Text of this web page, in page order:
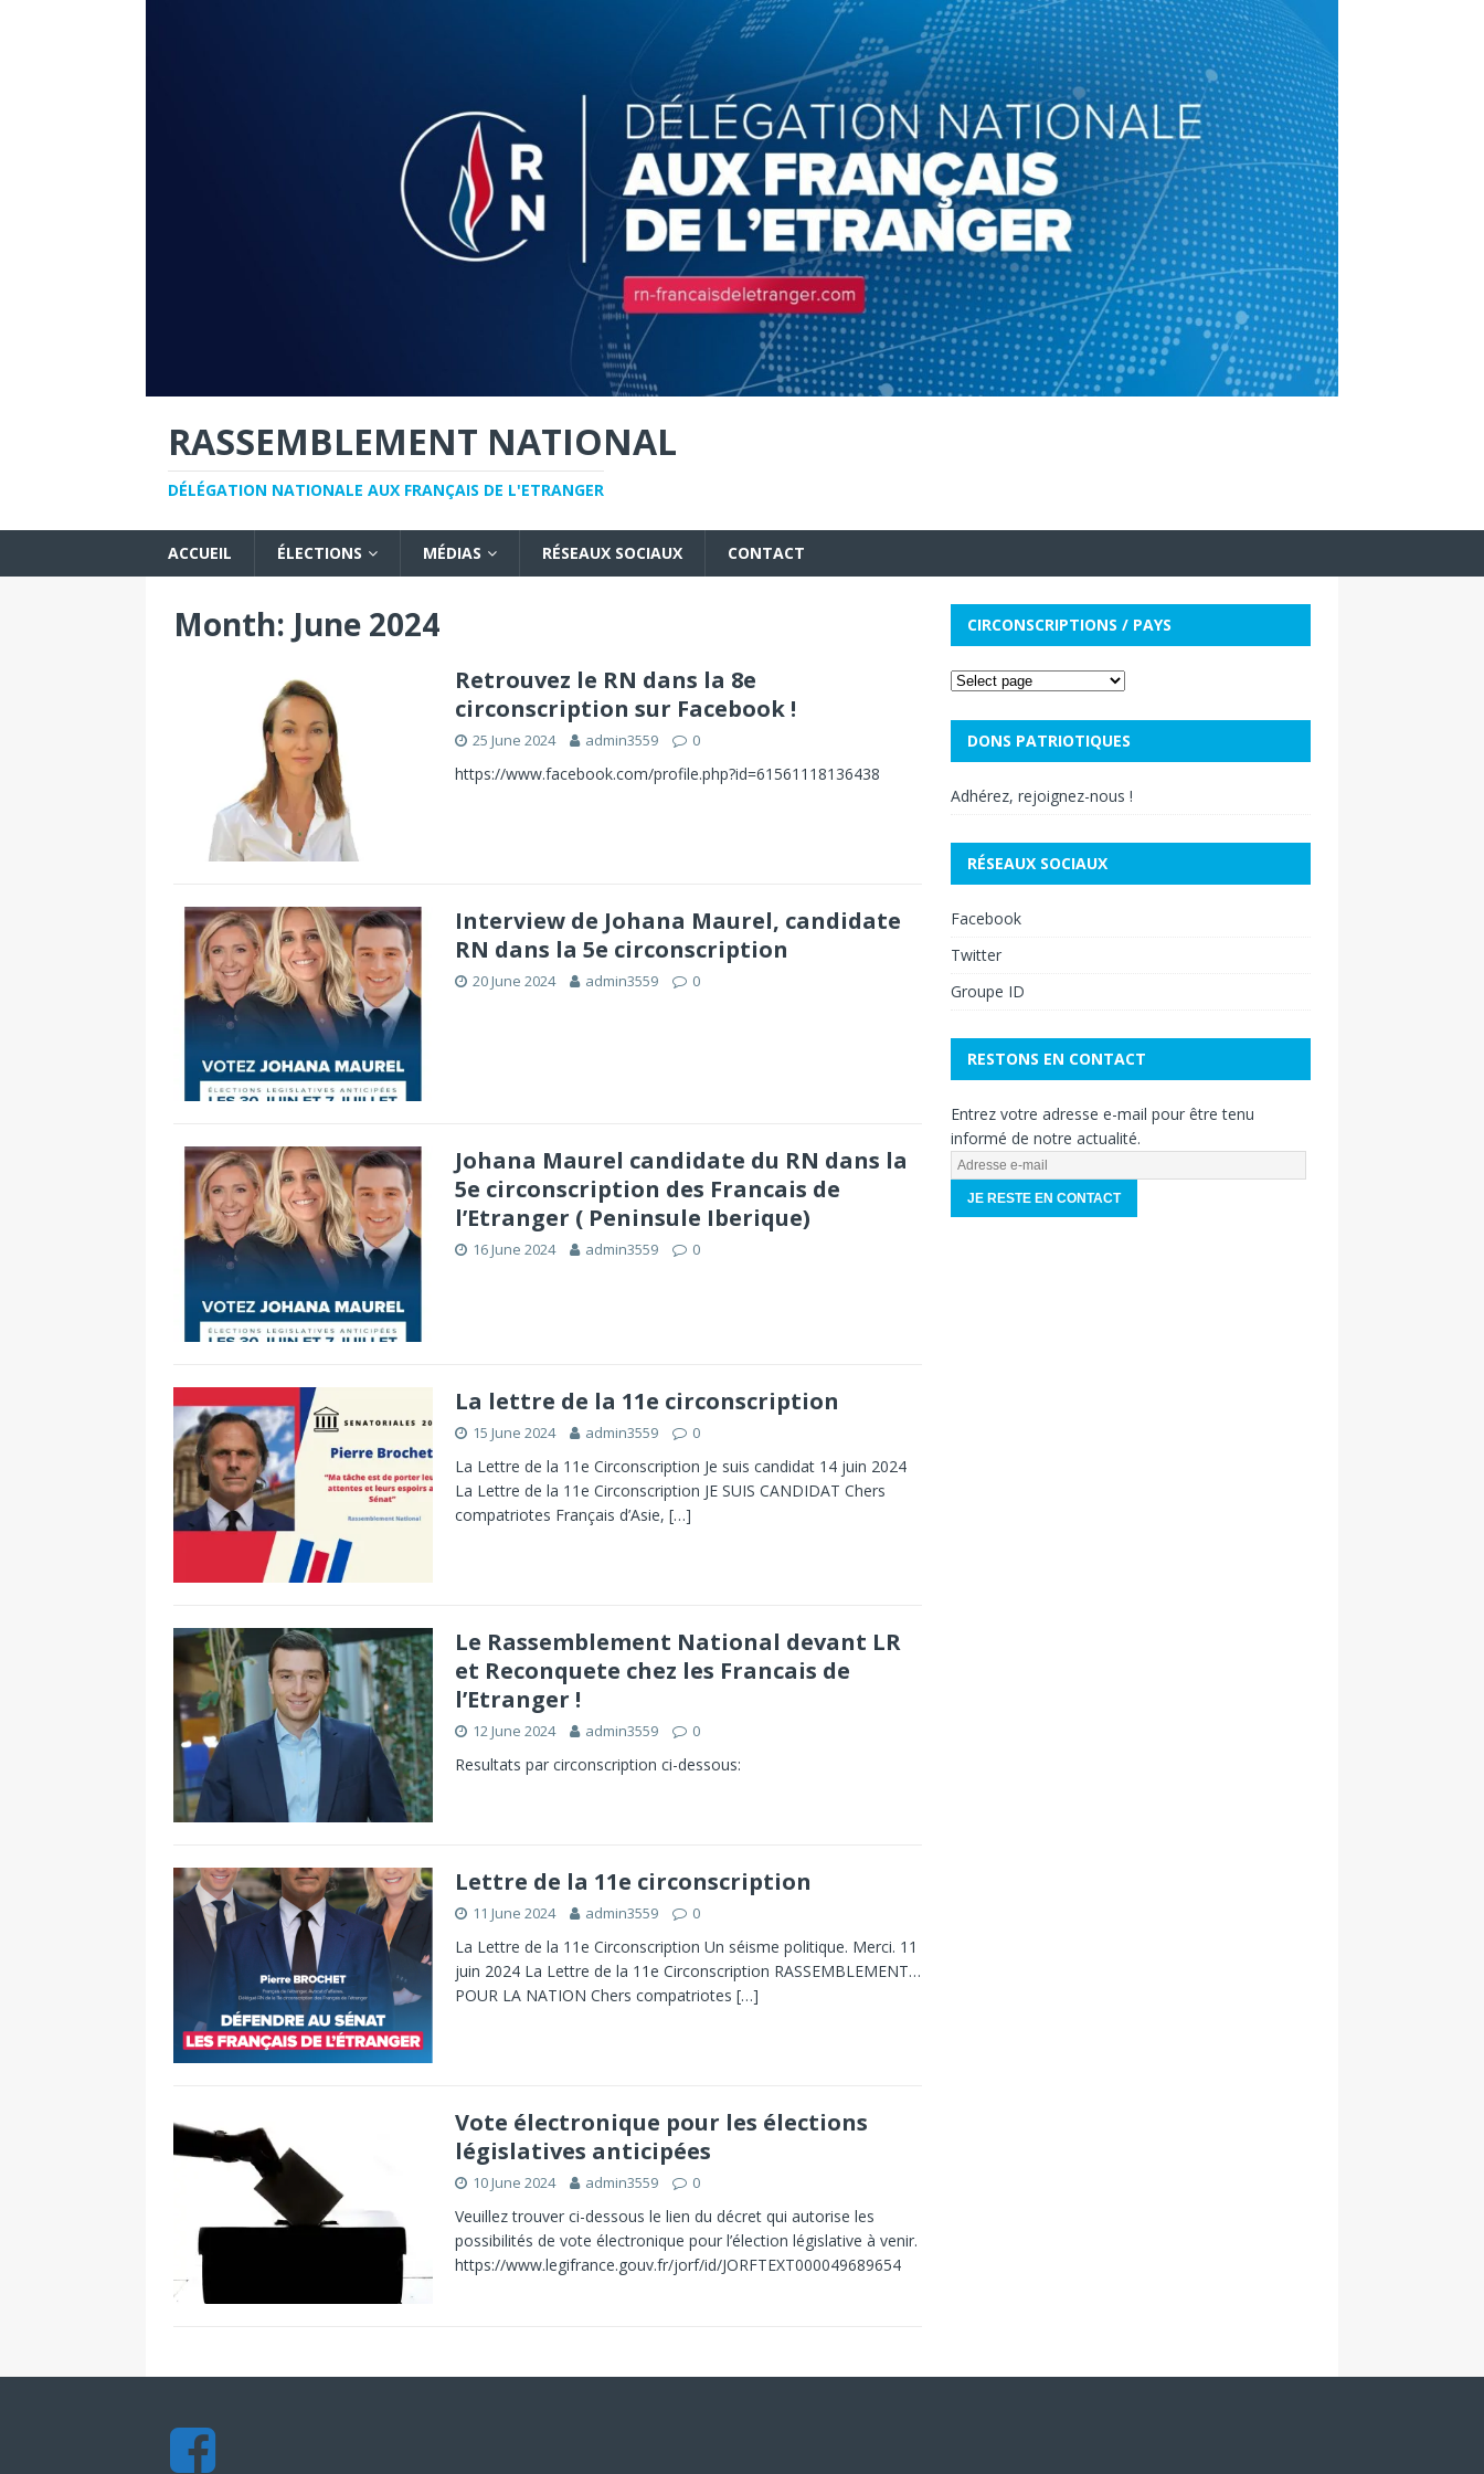
RASSEMBLEMENT NATIONAL
DÉLÉGATION NATIONALE AUX FRANÇAIS DE L'ETRANGER
ACCUEIL ÉLECTIONS MÉDIAS RÉSEAUX SOCIAUX CONTACT
Month: June 2024
Retrouvez le RN dans la 8e
circonscription sur Facebook !
25 June 2024 admin3559 0
https://www.facebook.com/profile.php?id=61561118136438
Interview de Johana Maurel, candidate
RN dans la 5e circonscription
20 June 2024 admin3559 0
Johana Maurel candidate du RN dans la
5e circonscription des Francais de
l’Etranger ( Peninsule Iberique)
16 June 2024 admin3559 0
La lettre de la 11e circonscription
15 June 2024 admin3559 0
La Lettre de la 11e Circonscription Je suis candidat 14 juin 2024
La Lettre de la 11e Circonscription JE SUIS CANDIDAT Chers
compatriotes Français d’Asie, […]
Le Rassemblement National devant LR
et Reconquete chez les Francais de
l’Etranger !
12 June 2024 admin3559 0
Resultats par circonscription ci-dessous:
Lettre de la 11e circonscription
11 June 2024 admin3559 0
La Lettre de la 11e Circonscription Un séisme politique. Merci. 11
juin 2024 La Lettre de la 11e Circonscription RASSEMBLEMENT…
POUR LA NATION Chers compatriotes […]
Vote électronique pour les élections
législatives anticipées
10 June 2024 admin3559 0
Veuillez trouver ci-dessous le lien du décret qui autorise les
possibilités de vote électronique pour l’élection législative à venir.
https://www.legifrance.gouv.fr/jorf/id/JORFTEXT000049689654
CIRCONSCRIPTIONS / PAYS
DONS PATRIOTIQUES
Adhérez, rejoignez-nous !
RÉSEAUX SOCIAUX
Facebook
Twitter
Groupe ID
RESTONS EN CONTACT
Entrez votre adresse e-mail pour être tenu
informé de notre actualité.
A